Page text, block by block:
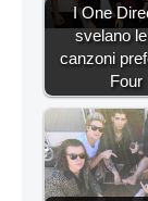
I One
svelano
canzoni
Four